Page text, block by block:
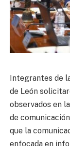
Integrantes de
de León
observados en
de
que la
enfocada en